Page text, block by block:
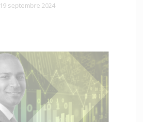
19 septembre 2024